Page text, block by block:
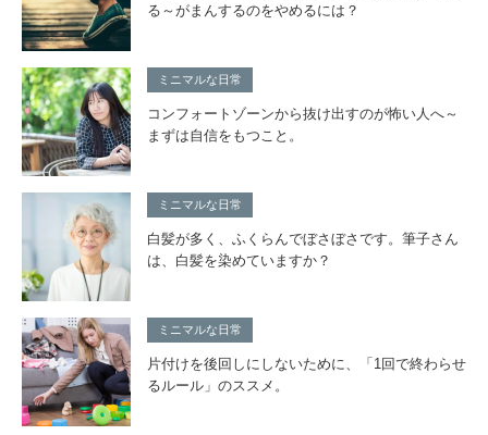
る～がまんするのをやめるには？
ミニマルな日常
コンフォートゾーンから抜け出すのが怖い人へ～
まずは自信をもつこと。
ミニマルな日常
白髪が多く、ふくらんでぼさぼさです。筆子さん
は、白髪を染めていますか？
ミニマルな日常
片付けを後回しにしないために、「1回で終わらせ
るルール」のススメ。